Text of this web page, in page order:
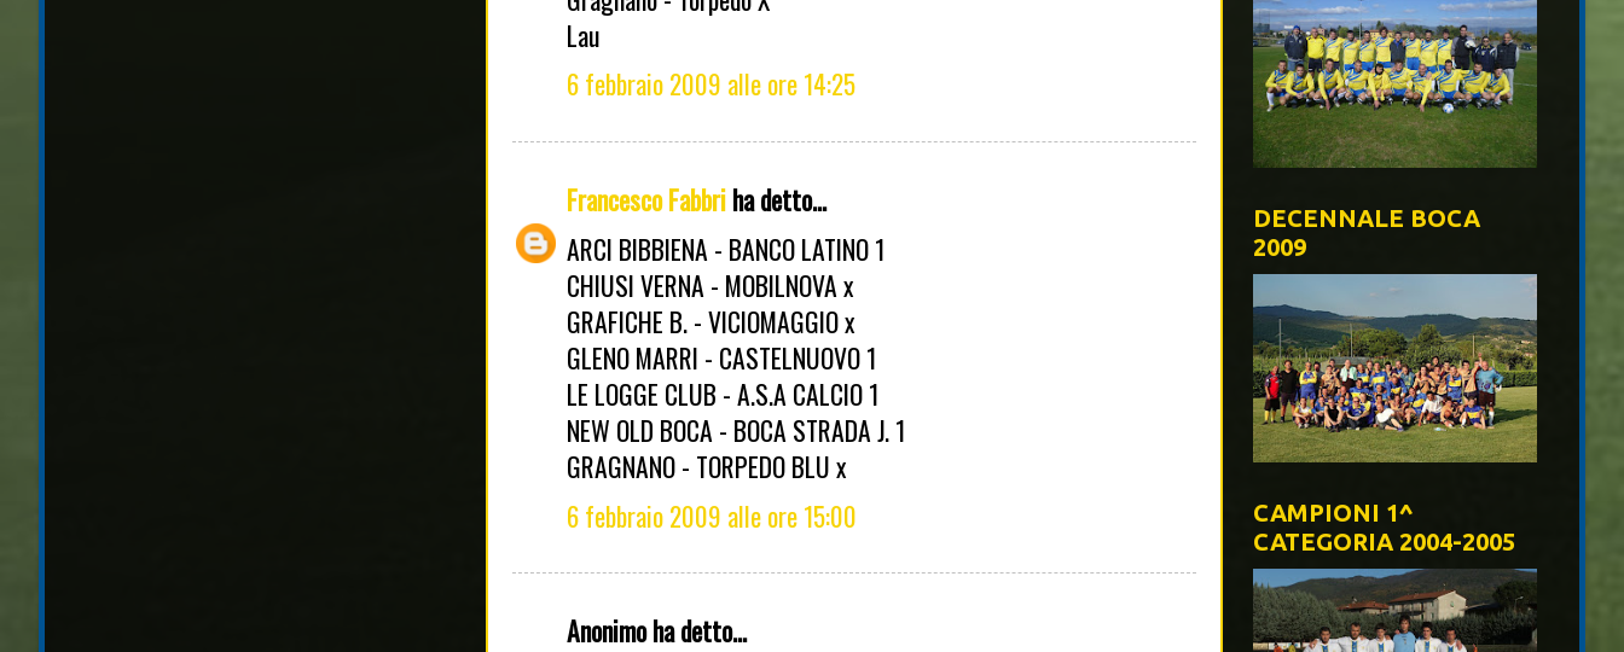
Lau
6 febbraio 2009 alle ore 14:25
Francesco Fabbriha detto...
ARCI BIBBIENA - BANCO LATINO 1
CHIUSI VERNA - MOBILNOVA x
GRAFICHE B. - VICIOMAGGIO x
GLENO MARRI - CASTELNUOVO 1
LE LOGGE CLUB - A.S.A CALCIO 1
NEW OLD BOCA - BOCA STRADA J. 1
GRAGNANO - TORPEDO BLU x
6 febbraio 2009 alle ore 15:00
Anonimo ha detto...
DECENNALE BOCA
2009
CAMPIONI 1^
CATEGORIA 2004-2005